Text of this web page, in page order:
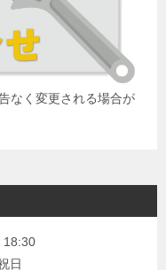
なく変更される場合が
18:30
日